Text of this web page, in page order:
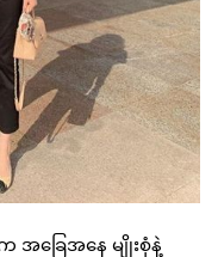
အခြေအနေ မျိုးစုံနဲ့